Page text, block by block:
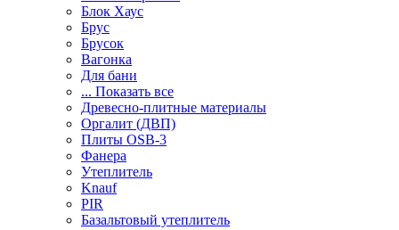
Блок Хаус
Брус
Брусок
Вагонка
Для бани
... Показать все
Древесно-плитные материалы
Оргалит (ДВП)
Плиты OSB-3
Фанера
Утеплитель
Knauf
PIR
Базальтовый утеплитель